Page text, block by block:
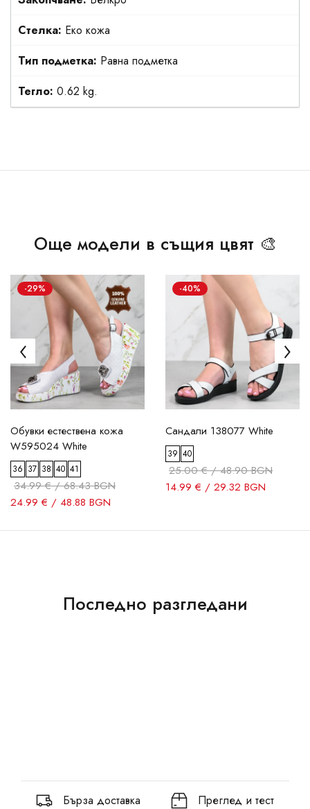
Стелка: Еко кожа
Тип подметка: Равна подметка
Тегло: 0.62 kg.
Още модели в същия цвят 🎨
-29%
Обувки естествена кожа
W595024 White
36 37 38 40 41
34.99 € / 68.43 BGN
24.99 € / 48.88 BGN
-40%
Сандали 138077 White
39 40
25.00 € / 48.90 BGN
14.99 € / 29.32 BGN
Последно разгледани
Бърза доставка Преглед и тест